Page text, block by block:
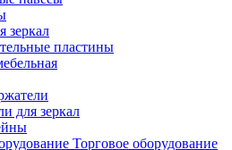
зеркал
пластины
для зеркал
Торговое оборудование